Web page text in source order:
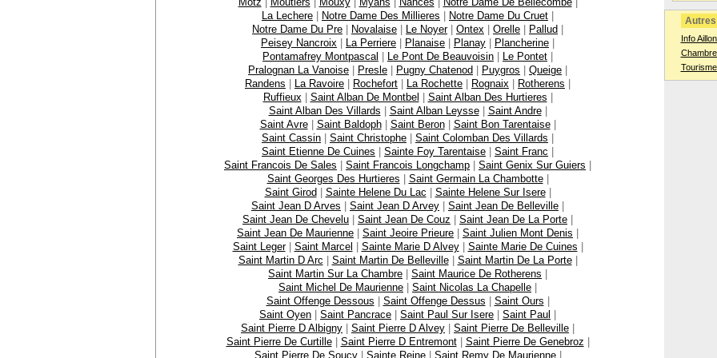
Info
La Lechere | Notre Dame Des Millieres | Notre Dame Du Cruet |
Notre Dame Du Pre | Novalaise | Le Noyer| Ontex | Orelle | Pallud |
Peisey Nancroix | La Perriere | Planaise | Planay | Plancherine |
Pontamafrey Montpascal | Le Pont De Beauvoisin | Le Pontet |
Pralognan La Vanoise | Presle | Pugny Chatenod | Puygros | Queige |
Randens | La Ravoire | Rochefort | La Rochette | Rognaix | Rotherens |
Ruffieux | Saint Alban De Montbel | Saint Alban Des Hurtieres |
Saint Alban Des Villards | Saint Alban Leysse| Saint Andre|
Saint Avre| Saint Baldoph| Saint Beron| Saint Bon Tarentaise|
Saint Cassin | Saint Christophe | Saint Colomban Des Villards |
Saint Etienne De Cuines | Sainte Foy Tarentaise | Saint Franc |
Saint Francois De Sales | Saint Francois Longchamp | Saint Genix Sur Guiers |
Saint Georges Des Hurtieres | Saint Germain La Chambotte|
Saint Girod| Sainte Helene Du Lac | Sainte Helene Sur Isere|
Saint Jean D Arves | Saint Jean D Arvey | Saint Jean De Belleville |
Saint Jean De Chevelu | Saint Jean De Couz | Saint Jean De La Porte |
Saint Jean De Maurienne | Saint Jeoire Prieure | Saint Julien Mont Denis |
Saint Leger| Saint Marcel | Sainte Marie D Alvey| Sainte Marie De Cuines |
Saint Martin D Arc | Saint Martin De Belleville| Saint Martin De La Porte|
Saint Martin Sur La Chambre | Saint Maurice De Rotherens |
Saint Michel De Maurienne | Saint Nicolas La Chapelle |
Saint Offenge Dessous | Saint Offenge Dessus | Saint Ours |
Saint Oyen | Saint Pancrace | Saint Paul Sur Isere | Saint Paul |
Saint Pierre D Albigny | Saint Pierre D Alvey | Saint Pierre De Belleville |
Saint Pierre De Curtille| Saint Pierre D Entremont| Saint Pierre De Genebroz |
Saint Pierre De Soucy| Sainte Reine| Saint Remy De Maurienne|